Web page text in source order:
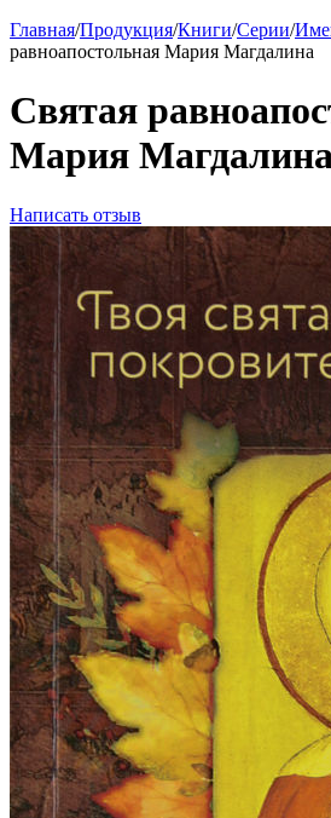
Главная/Продукция/Книги/Серии/
равноапостольная Мария Магдалина
Святая
Мария
Написать отзыв